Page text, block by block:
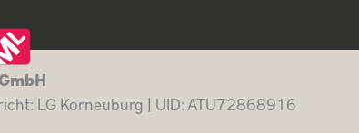
LG Korneuburg | UID: ATU72868916